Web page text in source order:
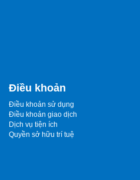
Điều khoản
Điều khoản sử dụng
Điều khoản giao dịch
Dịch vụ tiện ích
Quyền sở hữu trí tuệ